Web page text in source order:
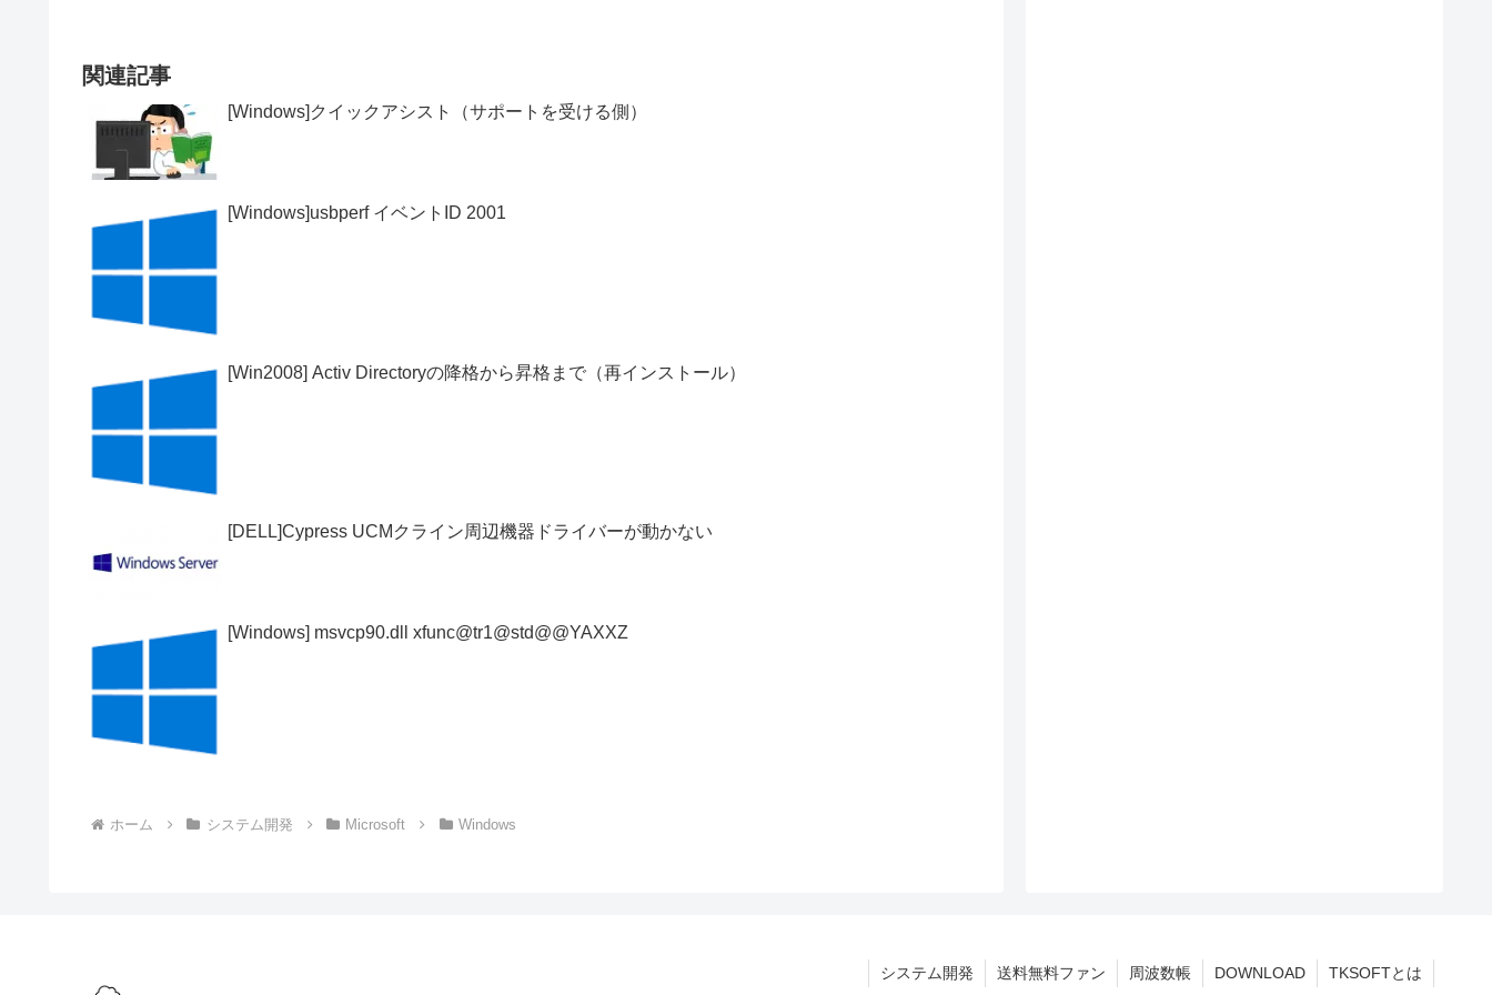
関連記事
[Windows]クイックアシスト（サポートを受ける側）
[Windows]usbperf イベントID 2001
[Win2008] Activ Directoryの降格から昇格まで（再インストール）
[DELL]Cypress UCMクライン周辺機器ドライバーが動かない
[Windows] msvcp90.dll xfunc@tr1@std@@YAXXZ
ホーム システム開発 Microsoft Windows
システム開発 送料無料ファン 周波数帳 DOWNLOAD TKSOFTとは